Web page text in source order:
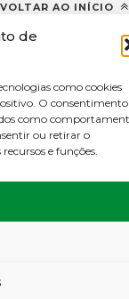
de
como cookies
O consentimento
como
ou retirar o
e funções.
VOLTAR AO INÍCIO